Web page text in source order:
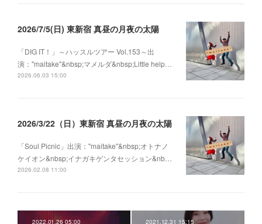
2026/7/5(日) 東新宿 真昼の月夜の太陽
「DIG IT！」～ハッスルツアー Vol.153～出
演："maitake"&nbsp;マメルダ&nbsp;Little help…
2026.06.03 15:00
2026/3/22（日）東新宿 真昼の月夜の太陽
「Soul Picnic」出演："maitake"&nbsp;オトナノ
ケイオン&nbsp;イナガキゲンタセッション&nb…
2026.02.08 11:00
2022.01.26 05:00 2021.12.31 15:15